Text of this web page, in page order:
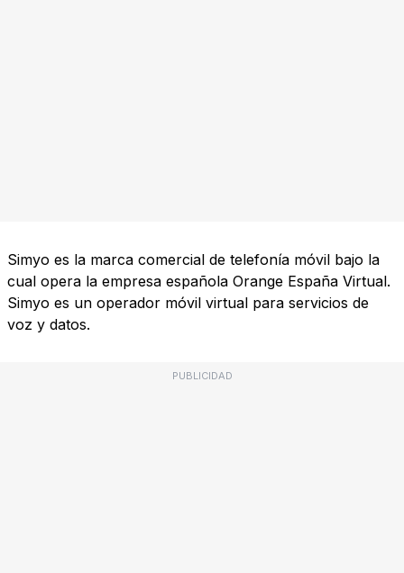
Simyo es la marca comercial de telefonía móvil bajo la
cual opera la empresa española Orange España Virtual.
Simyo es un operador móvil virtual para servicios de
voz y datos.
PUBLICIDAD